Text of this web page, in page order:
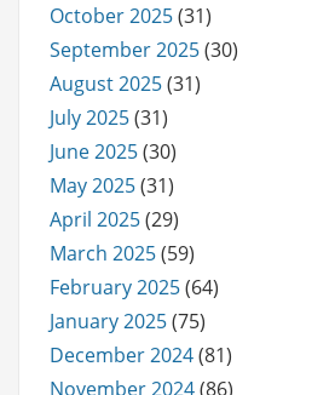
October 2025(31)
September 2025(30)
August 2025(31)
July 2025(31)
June 2025(30)
May 2025(31)
April 2025(29)
March 2025(59)
February 2025(64)
January 2025(75)
December 2024(81)
November 2024(86)